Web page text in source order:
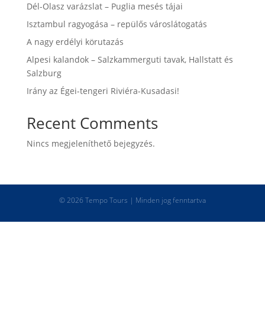
Dél-Olasz varázslat – Puglia mesés tájai
Isztambul ragyogása – repülős városlátogatás
A nagy erdélyi körutazás
Alpesi kalandok – Salzkammerguti tavak, Hallstatt és
Salzburg
Irány az Égei-tengeri Riviéra-Kusadasi!
Recent Comments
Nincs megjeleníthető bejegyzés.
© 2026 Tempo Tours | Minden jog fenntartva